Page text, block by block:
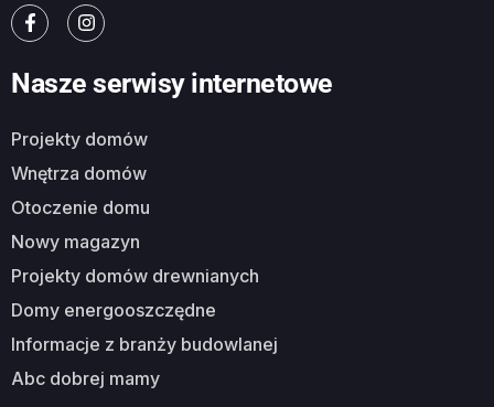
Nasze serwisy internetowe
Projekty domów
Wnętrza domów
Otoczenie domu
Nowy magazyn
Projekty domów drewnianych
Domy energooszczędne
Informacje z branży budowlanej
Abc dobrej mamy